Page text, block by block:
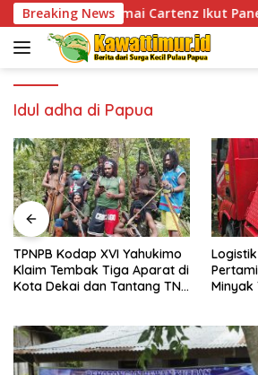
Skip
to
content
Breaking News
Damai Cartenz Ikut Panen Hasil
Idul adha di Papua
TPNPB Kodap XVI Yahukimo
Klaim Tembak Tiga Aparat di
Kota Dekai dan Tantang TNI-
Minyak